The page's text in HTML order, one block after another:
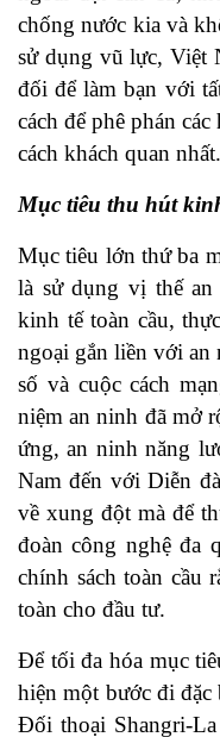
chống nước kia và
sử dụng vũ lực, Việt
đối để làm bạn với
cách để phê phán
cách khách quan nhất.
Mục tiêu thu hút
Mục tiêu lớn thứ ba
là sử dụng vị thế
kinh tế toàn cầu,
ngoại gắn liền với
số và cuộc cách
niệm an ninh đã mở
ứng, an ninh năng
Nam đến với Diễn
về xung đột mà để
đoàn công nghệ đa
chính sách toàn cầu
toàn cho đầu tư.
Để tối đa hóa mục
hiện một bước đi đặc
Đối thoại Shangri-